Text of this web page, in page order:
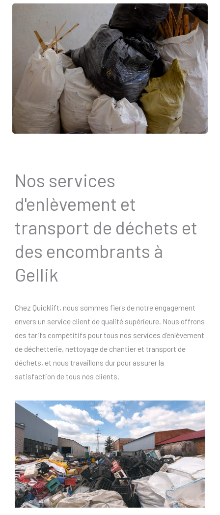
Nos services
d'enlèvement et
transport de déchets et
des encombrants à
Gellik
Chez Quicklift, nous sommes fiers de notre engagement
envers un service client de qualité supérieure. Nous offrons
des tarifs compétitifs pour tous nos services d’enlèvement
de déchetterie, nettoyage de chantier et transport de
déchets, et nous travaillons dur pour assurer la
satisfaction de tous nos clients.